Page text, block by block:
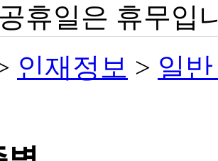
휴일은 휴무입
인재정보 > 일